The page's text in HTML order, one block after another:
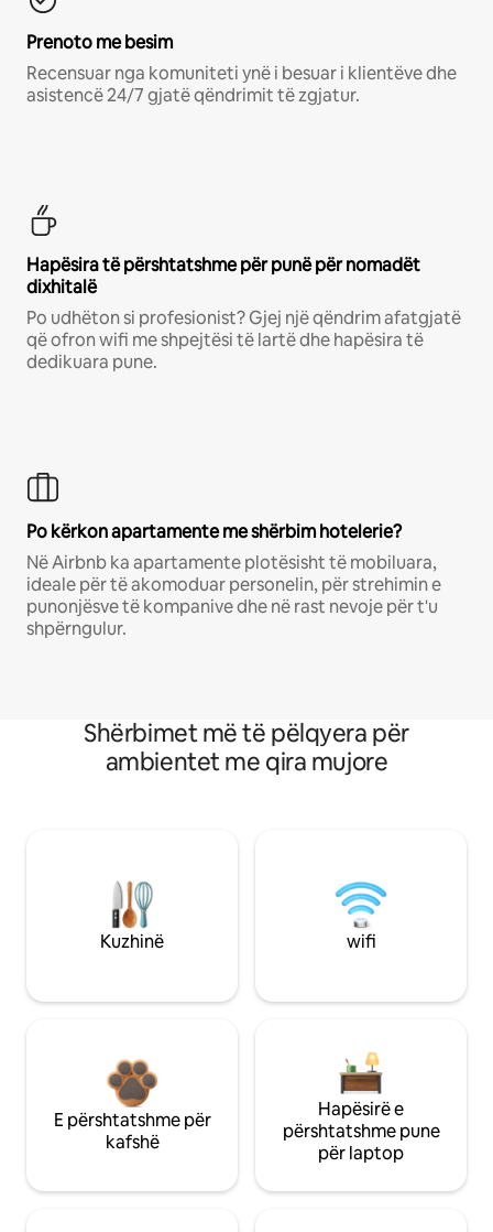
Prenoto me besim
Recensuar nga komuniteti ynë i besuar i klientëve dhe
asistencë 24/7 gjatë qëndrimit të zgjatur.
Hapësira të përshtatshme për punë për nomadët
dixhitalë
Po udhëton si profesionist? Gjej një qëndrim afatgjatë
që ofron wifi me shpejtësi të lartë dhe hapësira të
dedikuara pune.
Po kërkon apartamente me shërbim hotelerie?
Në Airbnb ka apartamente plotësisht të mobiluara,
ideale për të akomoduar personelin, për strehimin e
punonjësve të kompanive dhe në rast nevoje për t'u
shpërngulur.
Shërbimet më të pëlqyera për
ambientet me qira mujore
Kuzhinë wifi
E përshtatshme për
kafshë
Hapësirë e
përshtatshme pune
për laptop